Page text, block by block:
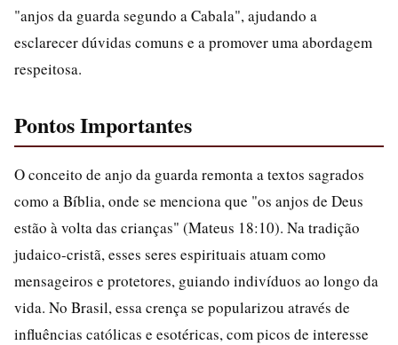
"anjos da guarda segundo a Cabala", ajudando a
esclarecer dúvidas comuns e a promover uma abordagem
respeitosa.
Pontos Importantes
O conceito de anjo da guarda remonta a textos sagrados
como a Bíblia, onde se menciona que "os anjos de Deus
estão à volta das crianças" (Mateus 18:10). Na tradição
judaico-cristã, esses seres espirituais atuam como
mensageiros e protetores, guiando indivíduos ao longo da
vida. No Brasil, essa crença se popularizou através de
influências católicas e esotéricas, com picos de interesse